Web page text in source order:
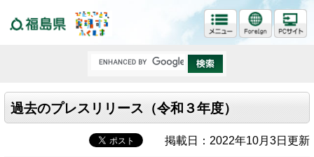
過去のプレスリリース（令和３年度）
掲載日：2022年10月3日更新